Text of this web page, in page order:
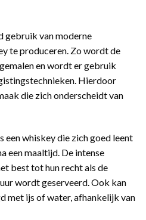
gebruik van moderne
te produceren. Zo wordt de
en wordt er gebruik
Hierdoor
die zich onderscheidt van
whiskey die zich goed leent
een maaltijd. De intense
best tot hun recht als de
wordt geserveerd. Ook kan
met ijs of water, afhankelijk van